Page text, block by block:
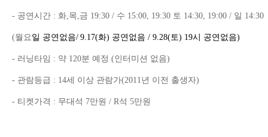
- 공연시간 : 화,목,금 19:30 / 수 15:00, 19:30 토 14:30, 19:00 / 일 14:30
(월요일 공연없음/ 9.17(화) 공연없음 / 9.28(토) 19시 공연없음)
- 러닝타임 : 약 120분 예정 (인터미션 없음)
- 관람등급 : 14세 이상 관람가(2011년 이전 출생자)
- 티켓가격 : 무대석 7만원 / R석 5만원